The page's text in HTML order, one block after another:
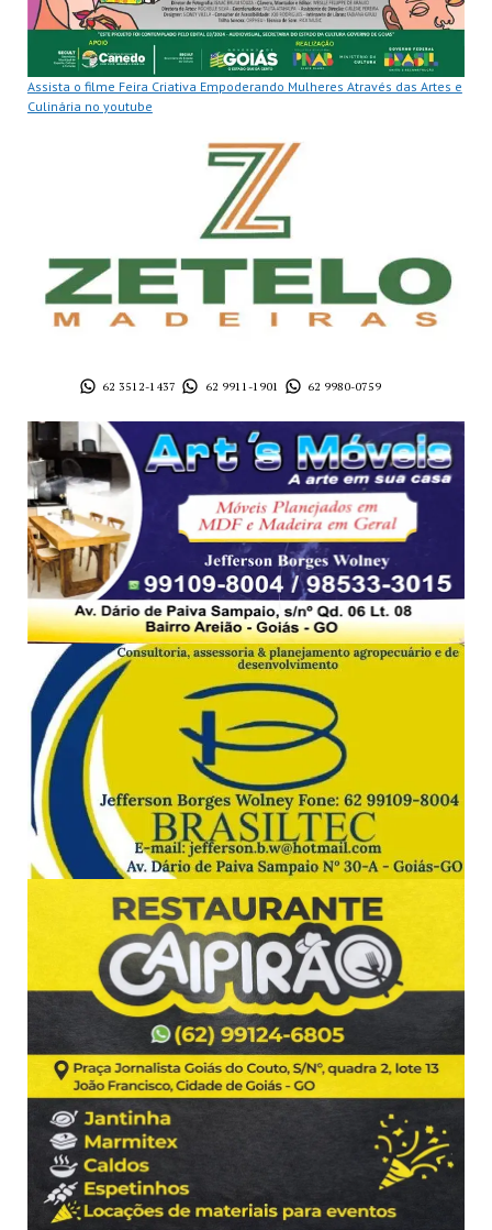
Assista o filme Feira Criativa Empoderando Mulheres Através das Artes e
Culinária no youtube
62 3512-1437 62 9911-1901 62 9980-0759